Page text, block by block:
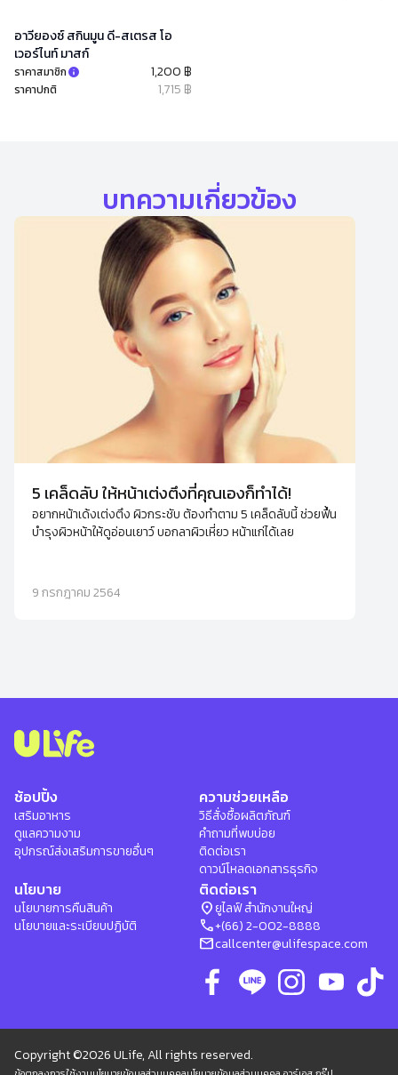
อาวียองซ์ สกินมูน ดี-สเตรส โอ
เวอร์ไนท์ มาสก์
ราคาสมาชิก 1,200 ฿
ราคาปกติ 1,715 ฿
บทความเกี่ยวข้อง
5 เคล็ดลับ ให้หน้าเต่งตึงที่คุณเองก็ทำได้!
อยากหน้าเด้งเต่งตึง ผิวกระชับ ต้องทำตาม 5 เคล็ดลับนี้ ช่วยฟื้น
บำรุงผิวหน้าให้ดูอ่อนเยาว์ บอกลาผิวเหี่ยว หน้าแก่ได้เลย
9 กรกฎาคม 2564
ช้อปปิ้ง
เสริมอาหาร
ดูแลความงาม
อุปกรณ์ส่งเสริมการขายอื่นๆ
ความช่วยเหลือ
วิธีสั่งซื้อผลิตภัณฑ์
คำถามที่พบบ่อย
ติดต่อเรา
ดาวน์โหลดเอกสารธุรกิจ
นโยบาย
นโยบายการคืนสินค้า
นโยบายและระเบียบปฏิบัติ
ติดต่อเรา
location_onยูไลฟ์ สำนักงานใหญ่
phone+(66) 2-002-8888
mailcallcenter@ulifespace.com
Copyright ©2026 ULife, All rights reserved.